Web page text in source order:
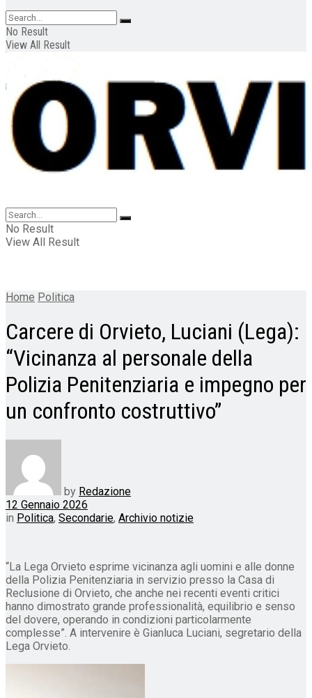
No Result
View All Result
No Result
View All Result
Home Politica
Carcere di Orvieto, Luciani (Lega):
“Vicinanza al personale della
Polizia Penitenziaria e impegno per
un confronto costruttivo”
by Redazione
12 Gennaio 2026
in Politica, Secondarie, Archivio notizie
“La Lega Orvieto esprime vicinanza agli uomini e alle donne
della Polizia Penitenziaria in servizio presso la Casa di
Reclusione di Orvieto, che anche nei recenti eventi critici
hanno dimostrato grande professionalità, equilibrio e senso
del dovere, operando in condizioni particolarmente
complesse”. A intervenire è Gianluca Luciani, segretario della
Lega Orvieto.